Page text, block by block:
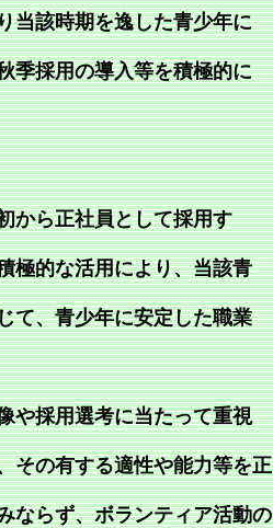
当該時期を逸した青少年に
季採用の導入等を積極的に
から正社員として採用す
極的な活用により、当該青
て、青少年に安定した職業
や採用選考に当たって重視
その有する適性や能力等を正
ならず、ボランティア活動の